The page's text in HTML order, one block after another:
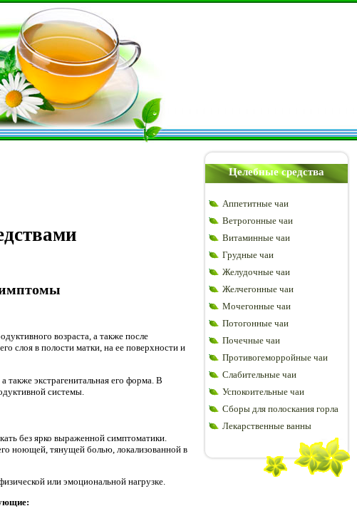
возраста, а также после
слоя в полости матки, на ее поверхности и
экстрагенитальная его форма. В
системы.
без ярко выраженной симптоматики.
ноющей, тянущей болью, локализованной в
или эмоциональной нагрузке.
Целебные средства
Аппетитные чаи
Ветрогонные чаи
Витаминные чаи
Грудные чаи
Желудочные чаи
Желчегонные чаи
Мочегонные чаи
Потогонные чаи
Почечные чаи
Противогеморройные чаи
Слабительные чаи
Успокоительные чаи
Сборы для полоскания горла
Лекарственные ванны